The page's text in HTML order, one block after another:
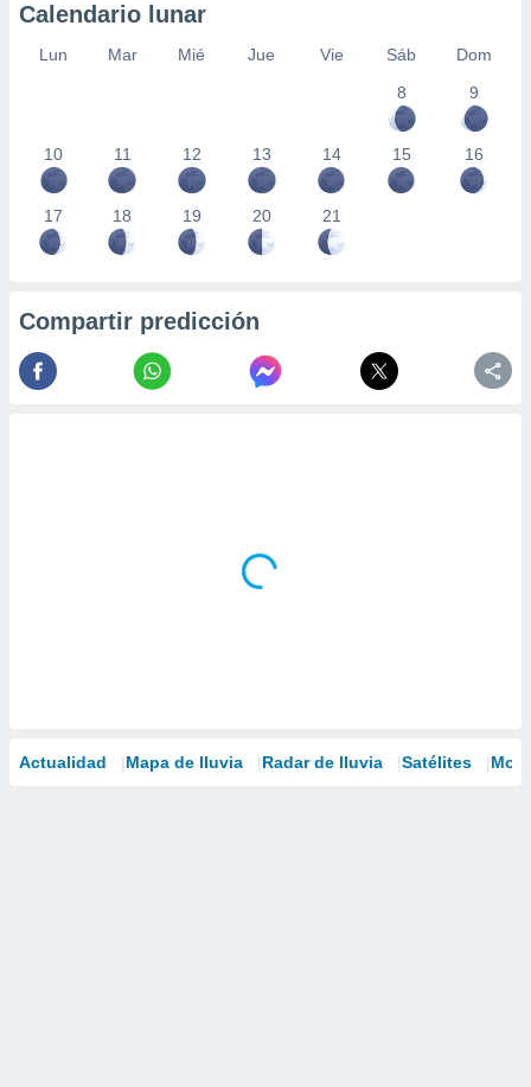
Calendario lunar
Lun Mar Mié Jue Vie Sáb
Dom
8
9
10 11 12 13 14 15 16
17 18 19 20 21
Compartir predicción
Actualidad Mapa de lluvia Radar de lluvia Satélites